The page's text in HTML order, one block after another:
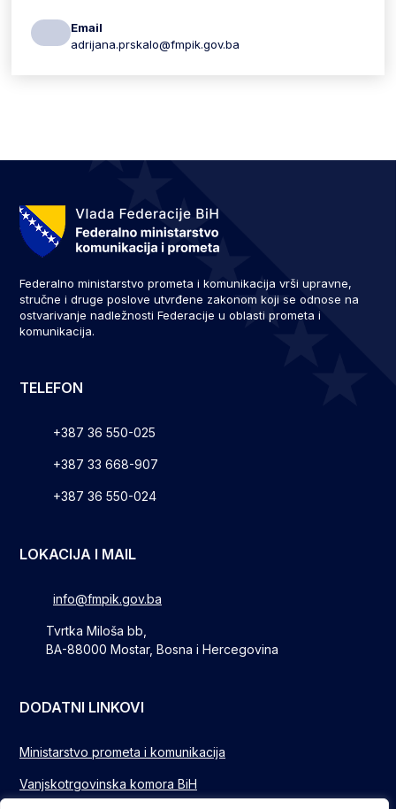
Email
adrijana.prskalo@fmpik.gov.ba
Federalno ministarstvo prometa i komunikacija vrši upravne,
stručne i druge poslove utvrđene zakonom koji se odnose na
ostvarivanje nadležnosti Federacije u oblasti prometa i
komunikacija.
TELEFON
+387 36 550-025
+387 33 668-907
+387 36 550-024
LOKACIJA I MAIL
info@fmpik.gov.ba
Tvrtka Miloša bb,
BA-88000 Mostar, Bosna i Hercegovina
DODATNI LINKOVI
Ministarstvo prometa i komunikacija
Vanjskotrgovinska komora BiH